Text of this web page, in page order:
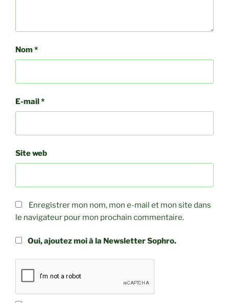
Nom*
E-mail*
Site web
Enregistrer mon nom, mon e-mail et mon site dans
le navigateur pour mon prochain commentaire.
Oui, ajoutez moi à la Newsletter Sophro.